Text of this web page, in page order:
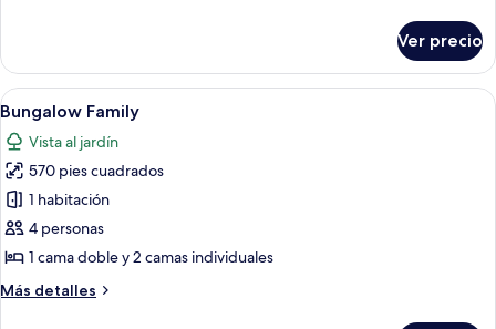
Ver precio
Abrir
todas
las
fotos
de
Bungalow
Family
Un baño con tocador blanco, un
11
Bungalow Family
Vista al jardín
570 pies cuadrados
1 habitación
4 personas
1 cama doble y 2 camas individuales
Más detalles
Más